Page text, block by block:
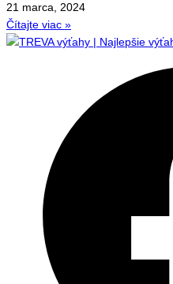
21 marca, 2024
Čítajte viac »